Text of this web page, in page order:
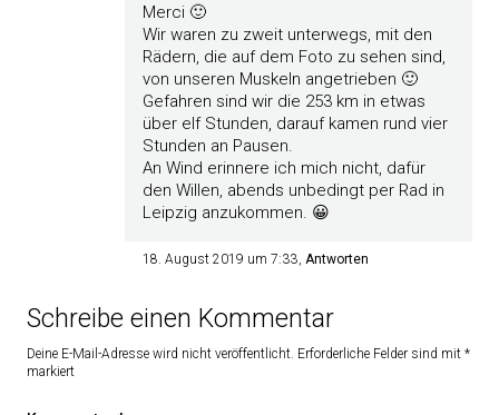
Merci 🙂
Wir waren zu zweit unterwegs, mit den
Rädern, die auf dem Foto zu sehen sind,
von unseren Muskeln angetrieben 🙂
Gefahren sind wir die 253 km in etwas
über elf Stunden, darauf kamen rund vier
Stunden an Pausen.
An Wind erinnere ich mich nicht, dafür
den Willen, abends unbedingt per Rad in
Leipzig anzukommen. 😀
18. August 2019 um 7:33 Antworten
Schreibe einen Kommentar
Deine E-Mail-Adresse wird nicht veröffentlicht. Erforderliche Felder sind mit *
markiert